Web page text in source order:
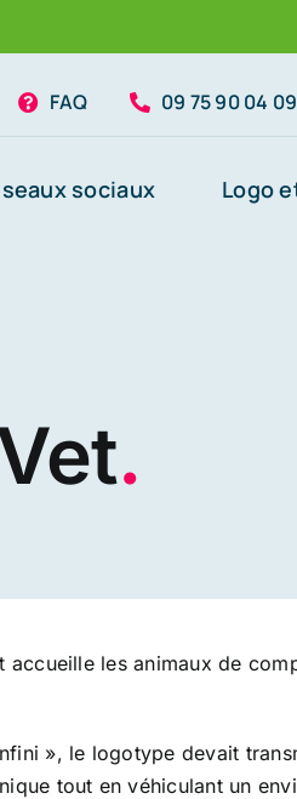
FAQ 09 75 90 04 09
sociaux Logo
.
accueille les animaux de
», le logotype devait
tout en véhiculant un